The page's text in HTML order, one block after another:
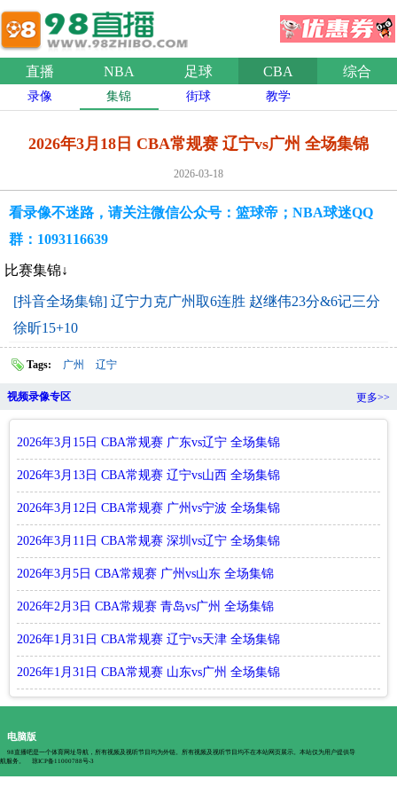
直播 NBA 足球 CBA 综合
录像 集锦 街球 教学
2026年3月18日 CBA常规赛 辽宁vs广州 全场集锦
2026-03-18
看录像不迷路，请关注微信公众号：篮球帝；NBA球迷QQ
群：1093116639
比赛集锦↓
[抖音全场集锦] 辽宁力克广州取6连胜 赵继伟23分&6记三分
徐昕15+10
Tags: 广州 辽宁
视频录像专区 更多>>
2026年3月15日 CBA常规赛 广东vs辽宁 全场集锦
2026年3月13日 CBA常规赛 辽宁vs山西 全场集锦
2026年3月12日 CBA常规赛 广州vs宁波 全场集锦
2026年3月11日 CBA常规赛 深圳vs辽宁 全场集锦
2026年3月5日 CBA常规赛 广州vs山东 全场集锦
2026年2月3日 CBA常规赛 青岛vs广州 全场集锦
2026年1月31日 CBA常规赛 辽宁vs天津 全场集锦
2026年1月31日 CBA常规赛 山东vs广州 全场集锦
电脑版
98直播吧是一个体育网址导航，所有视频及视听节目均为外链。所有视频及视听节目均不在本站网页展示。本站仅为用户提供导
航服务。
琼ICP备11000788号-3